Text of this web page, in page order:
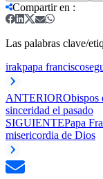
Compartir en :
Las palabras clave/
irakpapa francisco
ANTERIORObispos
sinceridad el pasado
SIGUIENTEPapa
misericordia de Dios